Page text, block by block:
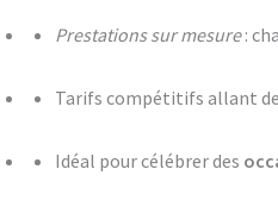
Prestations sur mesure:
Tarifs compétitifs allant
Idéal pour célébrer des